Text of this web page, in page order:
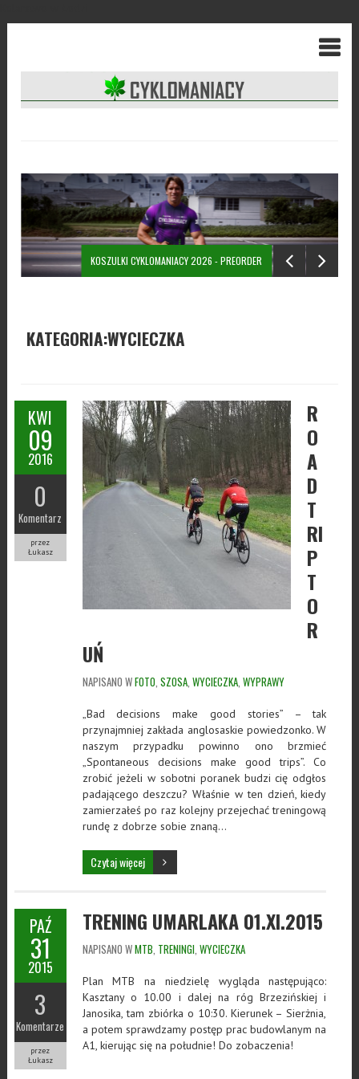
KATEGORIA:WYCIECZKA
KWI
09
2016
0
Komentarz
przez
Łukasz
R
O
A
D
T
RI
P
T
O
R
UŃ
NAPISANO WFOTO SZOSA, WYCIECZKA, WYPRAWY
„Bad decisions make good stories” – tak
przynajmniej zakłada anglosaskie powiedzonko. W
naszym przypadku powinno ono brzmieć
„Spontaneous decisions make good trips”. Co
zrobić jeżeli w sobotni poranek budzi cię odgłos
padającego deszczu? Właśnie w ten dzień, kiedy
zamierzałeś po raz kolejny przejechać treningową
rundę z dobrze sobie znaną…
Czytaj więcej
PAŹ
31
2015
3
Komentarze
przez
Łukasz
TRENING UMARLAKA 01.XI.2015
NAPISANO WMTB TRENINGI, WYCIECZKA
Plan MTB na niedzielę wygląda następująco:
Kasztany o 10.00 i dalej na róg Brzezińskiej i
Janosika, tam zbiórka o 10:30. Kierunek – Sierżnia,
a potem sprawdzamy postęp prac budowlanym na
A1, kierując się na południe! Do zobaczenia!